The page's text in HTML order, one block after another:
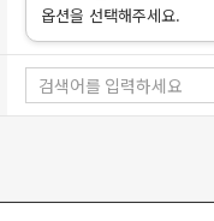
옵션을 선택해주세요.